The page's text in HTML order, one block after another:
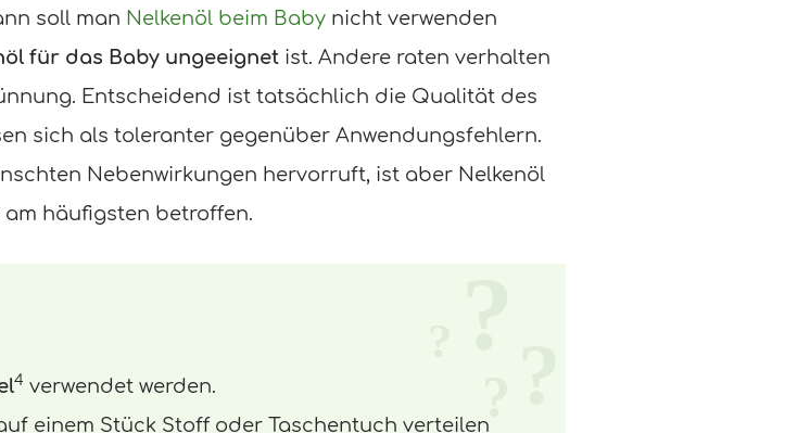
soll man Nelkenöl beim Babynicht verwenden
für das Baby ungeeignetist. Andere raten verhalten
Entscheidend ist tatsächlich die Qualität des
sich als toleranter gegenüber Anwendungsfehlern.
Nebenwirkungen hervorruft, ist aber Nelkenöl
häufigsten betroffen.
4 verwendet werden.
einem Stück Stoff oder Taschentuch verteilen